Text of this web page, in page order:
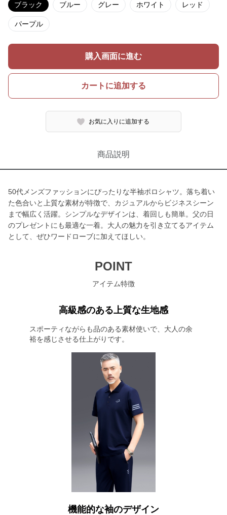
ブラック ブルー グレー ホワイト レッド
パープル
購入画面に進む
カートに追加する
お気に入りに追加する
商品説明
50代メンズファッションにぴったりな半袖ポロシャツ。落ち着い
た色合いと上質な素材が特徴で、カジュアルからビジネスシーン
まで幅広く活躍。シンプルなデザインは、着回しも簡単。父の日
のプレゼントにも最適な一着。大人の魅力を引き立てるアイテム
として、ぜひワードローブに加えてほしい。
POINT
アイテム特徴
高級感のある上質な生地感
スポーティながらも品のある素材使いで、大人の余
裕を感じさせる仕上がりです。
機能的な袖のデザイン